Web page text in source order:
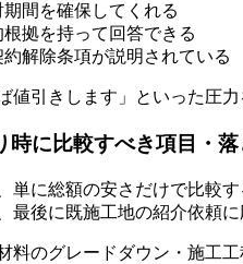
間を確保してくれる
拠を持って回答できる
解除条項が説明されている
値引きします」といった圧
時に比較すべき項目・落
単に総額の安さだけで比較
最後に既施工地の紹介依頼
料のグレードダウン・施工